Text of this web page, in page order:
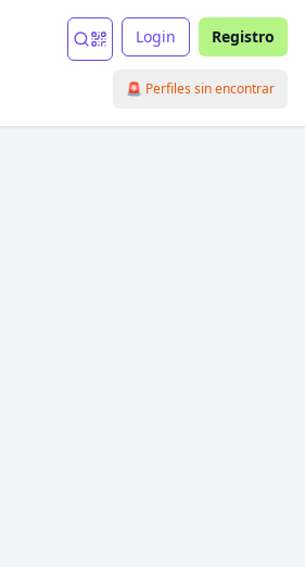
Login Registro
🚨 Perfiles sin encontrar